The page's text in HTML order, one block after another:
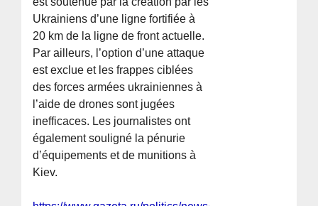
Ukrainiens d’une ligne fortifiée à
20 km de la ligne de front actuelle.
Par ailleurs, l’option d’une attaque
est exclue et les frappes ciblées
des forces armées ukrainiennes à
l’aide de drones sont jugées
inefficaces. Les journalistes ont
également souligné la pénurie
d’équipements et de munitions à
Kiev.